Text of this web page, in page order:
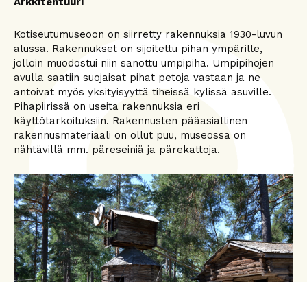
Kotiseutumuseoon on siirretty rakennuksia 1930-luvun
alussa. Rakennukset on sijoitettu pihan ympärille,
jolloin muodostui niin sanottu umpipiha. Umpipihojen
avulla saatiin suojaisat pihat petoja vastaan ja ne
antoivat myös yksityisyyttä tiheissä kylissä asuville.
Pihapiirissä on useita rakennuksia eri
käyttötarkoituksiin. Rakennusten pääasiallinen
rakennusmateriaali on ollut puu, museossa on
nähtävillä mm. päreseiniä ja pärekattoja.